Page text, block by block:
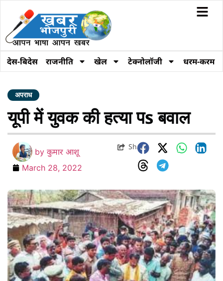
देस-बिदेस राजनीति खेल टेक्नोलॉजी धरम-करम
अपराध
यूपी में युवक की हत्या पs बवाल
by कुमार आशू
March 28, 2022
Share